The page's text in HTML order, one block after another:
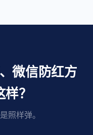
微信防红方
？
照样弹。